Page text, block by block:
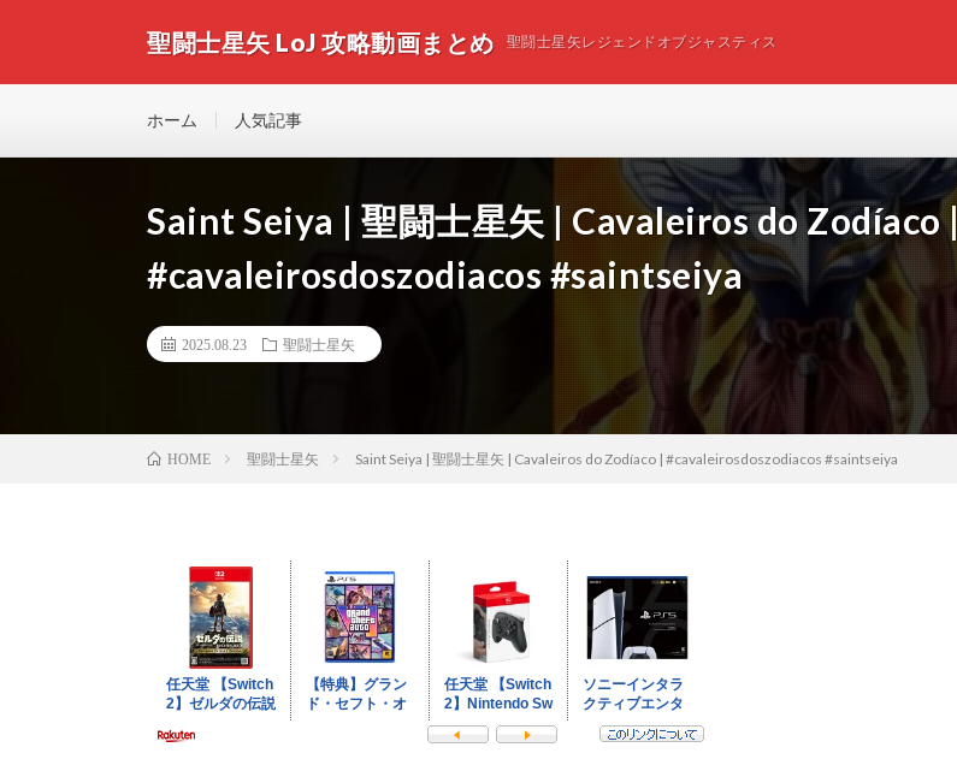
聖闘士星矢 LoJ 攻略動画まとめ 聖闘士星矢レジェンドオブジャスティス
ホーム 人気記事
Saint Seiya | 聖闘士星矢 | Cavaleiros do Zodíaco |
#cavaleirosdoszodiacos #saintseiya
2025.08.23 聖闘士星矢
HOME 聖闘士星矢 Saint Seiya | 聖闘士星矢 | Cavaleiros do Zodíaco | #cavaleirosdoszodiacos #saintseiya